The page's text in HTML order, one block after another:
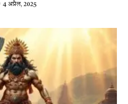
4 अप्रैल, 2025